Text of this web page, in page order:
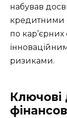
набував
кредитними
по кар’єрних
ризиками.
Ключові